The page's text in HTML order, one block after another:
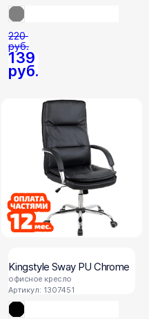
139
руб.
220
руб.
Kingstyle Sway PU Chrome
офисное кресло
Артикул: 1307451